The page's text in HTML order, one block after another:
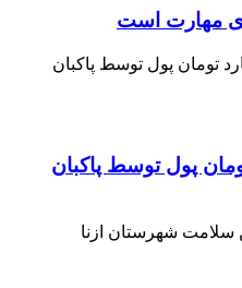
مهارت است
پول توسط پاکبان